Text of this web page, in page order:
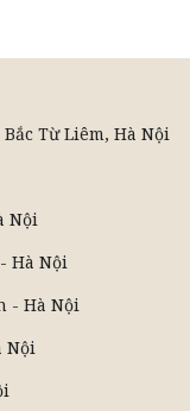
Từ Liêm, Hà Nội
Nội
Hà Nội
- Hà Nội
Nội